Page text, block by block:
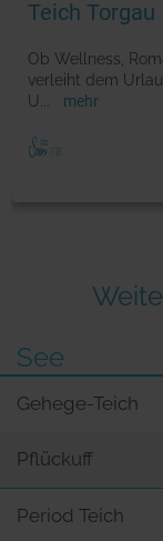
Teich Torgau
Ob Wellness,
verleiht dem
U... mehr
See
Gehege-Teich
Pflückuff
Period Teich